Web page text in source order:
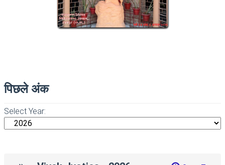
पिछले अंक
Select Year: